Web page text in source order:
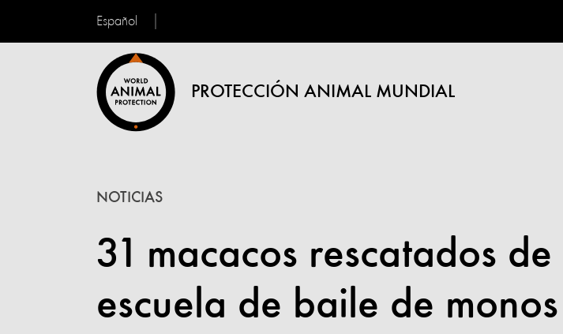
Español
PROTECCIÓN ANIMAL MUNDIAL
31 macacos rescatados
escuela de baile de
NOTICIAS